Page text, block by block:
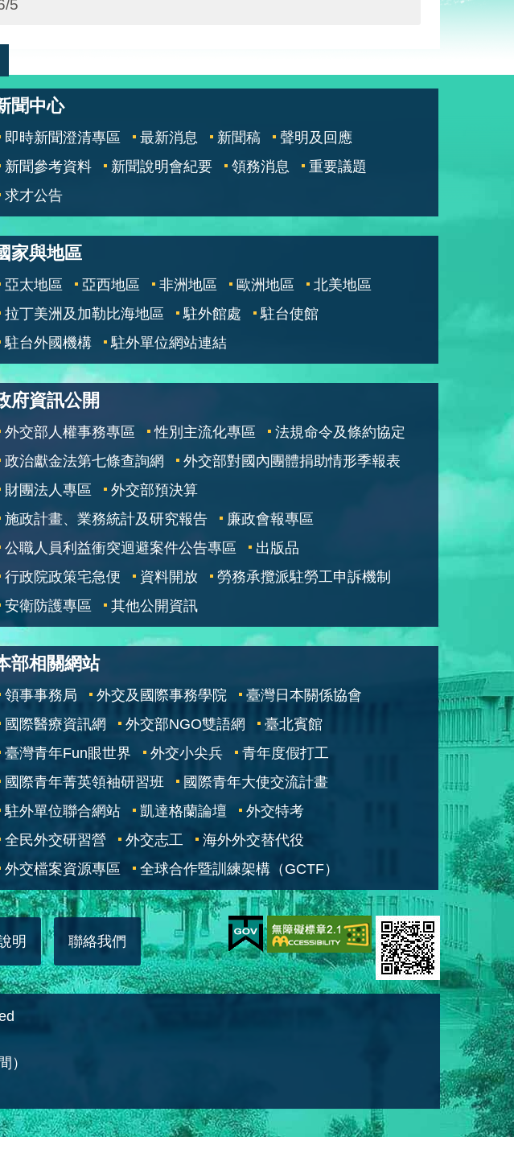
5
聞中心
即時新聞澄清專區 最新消息 新聞稿
聲明及回應
新聞參考資料
新聞說明會紀要 領務消息
重要議題
求才公告
家與地區
亞太地區 亞西地區 非洲地區 歐洲地區
北美地區
拉丁美洲及加勒比海地區
駐外館處
駐台使館
駐台外國機構
駐外單位網站連結
府資訊公開
外交部人權事務專區 性別主流化專區
法規命令及條約協定
政治獻金法第七條查詢網
外交部對國內團體捐助情形季報表
財團法人專區
外交部預決算
施政計畫、業務統計及研究報告
廉政會報專區
公職人員利益衝突迴避案件公告專區
出版品
行政院政策宅急便
資料開放
勞務承攬派駐勞工申訴機制
安衛防護專區
其他公開資訊
部相關網站
領事事務局 外交及國際事務學院
臺灣日本關係協會
國際醫療資訊網
外交部NGO雙語網
臺北賓館
臺灣青年Fun眼世界
外交小尖兵
青年度假打工
國際青年菁英領袖研習班
國際青年大使交流計畫
駐外單位聯合網站
凱達格蘭論壇
外交特考
全民外交研習營
外交志工
海外外交替代役
外交檔案資源專區
全球合作暨訓練架構（GCTF）
明 聯絡我們
）